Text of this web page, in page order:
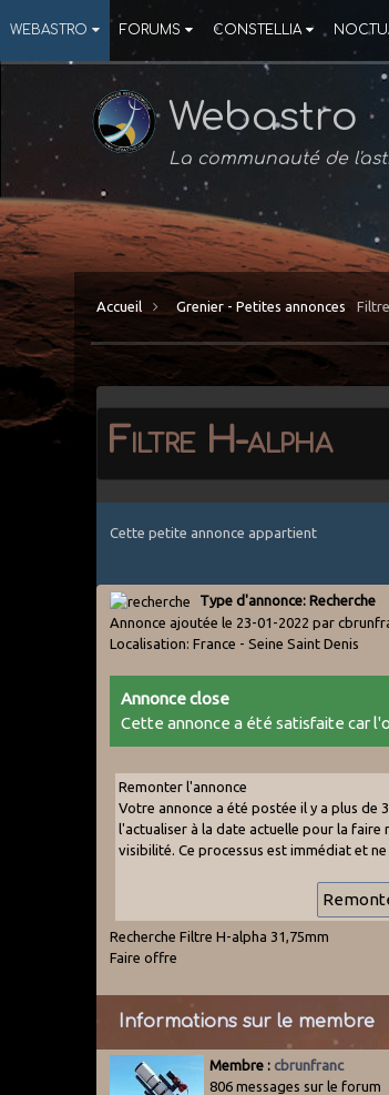
WEBASTRO FORUMS CONSTELLIA
Webastro
La communauté de
Accueil Grenier - Petites annonces
Filtre H-alpha
Cette petite annonce appartient
Type d'annonce: Recherche
Annonce ajoutée le 23-01-2022 par
Localisation: France - Seine Saint Denis
Annonce close
Cette annonce a été satisfaite car
Remonter l'annonce
Votre annonce a été postée il y a plus de
l'actualiser à la date actuelle pour la
visibilité. Ce processus est immédiat et
Recherche Filtre H-alpha 31,75mm
Faire offre
Informations sur le membre
Membre : cbrunfranc
806 messages sur le forum